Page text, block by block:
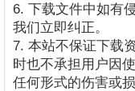
6. 下载文件中如有
我们立即纠正。
7. 本站不保证下载
时也不承担用户因
任何形式的伤害或损